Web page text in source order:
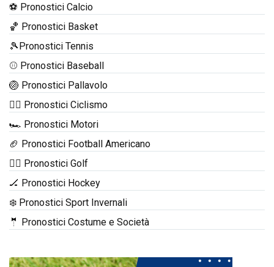
⚽ Pronostici Calcio
🏀 Pronostici Basket
🎾Pronostici Tennis
⚾ Pronostici Baseball
🏐 Pronostici Pallavolo
🚴‍♂️ Pronostici Ciclismo
🏎️ Pronostici Motori
🏈 Pronostici Football Americano
🏌️‍♂️ Pronostici Golf
🏒 Pronostici Hockey
❄️ Pronostici Sport Invernali
🤵 Pronostici Costume e Società